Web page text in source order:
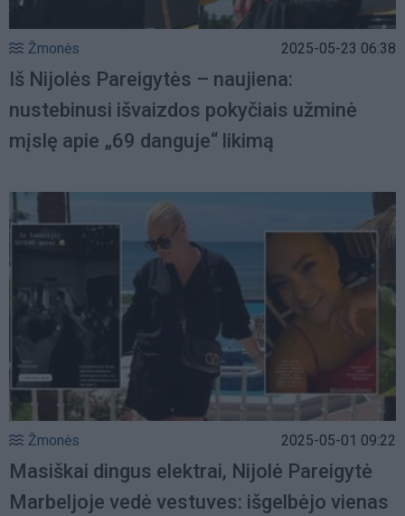
Žmonės 2025-05-23 06:38
Iš Nijolės Pareigytės – naujiena:
nustebinusi išvaizdos pokyčiais užminė
mįslę apie „69 danguje“ likimą
Žmonės 2025-05-01 09:22
Masiškai dingus elektrai, Nijolė Pareigytė
Marbeljoje vedė vestuves: išgelbėjo vienas